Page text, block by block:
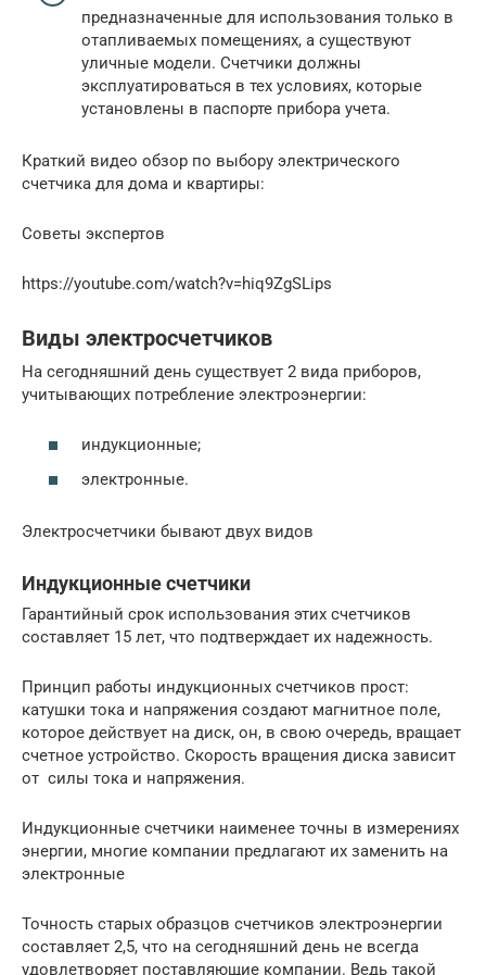
предназначенные для использования только в
отапливаемых помещениях, а существуют
уличные модели. Счетчики должны
эксплуатироваться в тех условиях, которые
установлены в паспорте прибора учета.
Краткий видео обзор по выбору электрического
счетчика для дома и квартиры:
Советы экспертов
https://youtube.com/watch?v=hiq9ZgSLips
Виды электросчетчиков
На сегодняшний день существует 2 вида приборов,
учитывающих потребление электроэнергии:
индукционные;
электронные.
Электросчетчики бывают двух видов
Индукционные счетчики
Гарантийный срок использования этих счетчиков
составляет 15 лет, что подтверждает их надежность.
Принцип работы индукционных счетчиков прост:
катушки тока и напряжения создают магнитное поле,
которое действует на диск, он, в свою очередь, вращает
счетное устройство. Скорость вращения диска зависит
от силы тока и напряжения.
Индукционные счетчики наименее точны в измерениях
энергии, многие компании предлагают их заменить на
электронные
Точность старых образцов счетчиков электроэнергии
составляет 2,5, что на сегодняшний день не всегда
удовлетворяет поставляющие компании. Ведь такой